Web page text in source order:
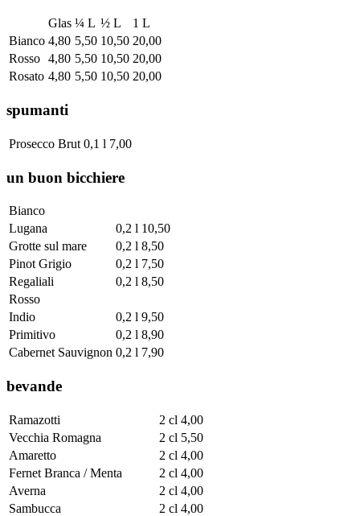
Glas ¼ L ½ L
1 L
Bianco 4,80 5,50 10,50 20,00
Rosso 4,80 5,50 10,50 20,00
Rosato 4,80 5,50 10,50 20,00
spumanti
Prosecco Brut 0,1 l 7,00
un buon bicchiere
Bianco
Lugana
0,2 l 10,50
Grotte sul mare
0,2 l 8,50
Pinot Grigio
0,2 l 7,50
Regaliali
0,2 l 8,50
Rosso
Indio
0,2 l 9,50
Primitivo
0,2 l 8,90
Cabernet Sauvignon 0,2 l 7,90
bevande
Ramazotti 2 cl 4,00
Vecchia Romagna
2 cl 5,50
Amaretto
2 cl 4,00
Fernet Branca / Menta
2 cl 4,00
Averna
2 cl 4,00
Sambucca
2 cl 4,00